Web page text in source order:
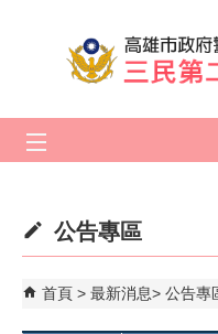
公告專區
首頁 最新消息 公告專